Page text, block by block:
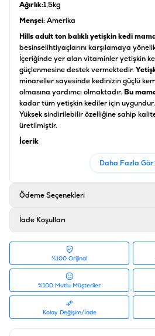
Ağırlık:1,5kg
Menşei: Amerika
Hills adult ton balıklı yetişkin kedi
besinselihtiyaçlarını karşılamaya
İçeriğinde yer alan vitaminler yetişkin
güçlenmesine destek vermektedir.
minareller sayesinde kedinizin güçlü
olmasına yardımcı olmaktadır. Bu
kadar tüm yetişkin kediler için uygundur.
Yüksek sindirilebilir özelliğine sahip
üretilmiştir.
İçerik
Tavuk ve hindi unu, mısır, pirinç,
ton balığı unu, mineraller, kurutulmuş
Ürün Filtreleri
Barkod
Tedarikçi Ürün Kodu
:
610-
Ürün Etiketleri
#hills kedi maması
Daha Fazla Gör
Ödeme Seçenekleri
İade Koşulları
%100 Orijinal
%100 Mutlu Müşteriler
Kolay Değişim/İade